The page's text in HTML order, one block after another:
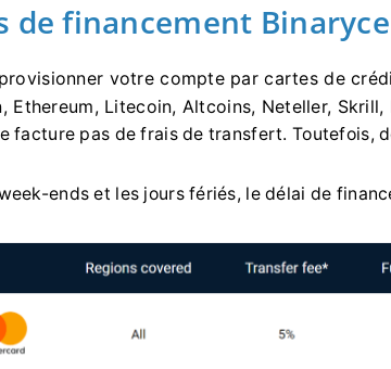
de financement
votre compte par cartes de
Ethereum, Litecoin, Altcoins, Neteller, Skrill,
facture pas de frais de transfert.Toutefois,
ends et les jours fériés, le délai de